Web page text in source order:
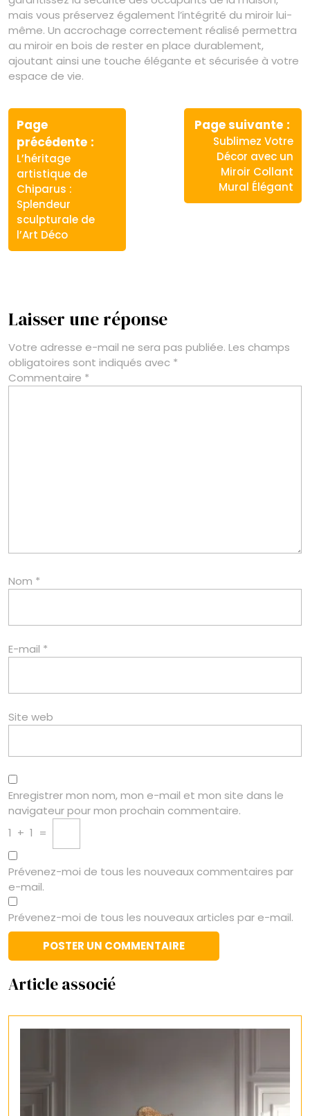
mais vous préservez également l’intégrité du miroir lui-
même. Un accrochage correctement réalisé permettra
au miroir en bois de rester en place durablement,
ajoutant ainsi une touche élégante et sécurisée à votre
espace de vie.
Navigation
de
l’article
Page
précédente
L’héritage
artistique de
Chiparus :
Splendeur
sculpturale de
l’Art Déco
Page suivante
Article
suivant
Sublimez Votre
Décor avec un
Miroir Collant
Mural Élégant
Laisser une réponse
Votre adresse e-mail ne sera pas publiée. Les champs
obligatoires sont indiqués avec *
Commentaire *
Nom *
E-mail *
Site web
Enregistrer mon nom, mon e-mail et mon site dans le
navigateur pour mon prochain commentaire.
1 + 1 =
Prévenez-moi de tous les nouveaux commentaires par
e-mail.
Prévenez-moi de tous les nouveaux articles par e-mail.
Article associé